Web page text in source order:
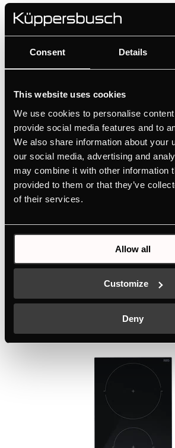
Consent Details
This website uses cookies
We use cookies to personalise
provide social media features and to
We also share information about your
our social media, advertising and
may combine it with other information
provided to them or that they’ve
of their services.
Allow all
Customize
Deny
GWS3811.0ED
Bếp gas modular lắp âm 1 vùng nấu, 30